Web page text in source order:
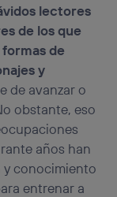
lectores
de los que
de
y
de avanzar o
obstante, eso
años han
conocimiento
entrenar a